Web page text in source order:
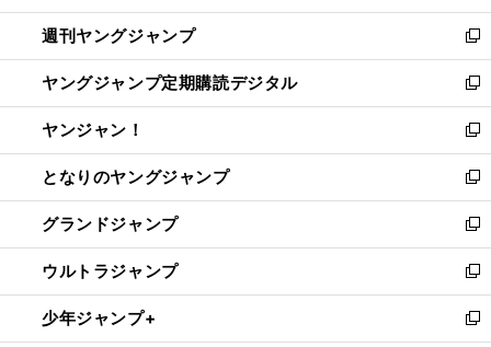
開
く
ウ
で
開
く
ン
ド
ウ
で
開
く
ウ
ィ
ン
ド
ウ
で
開
く
週刊ヤングジャンプ
新
し
い
ウ
ィ
ン
ド
ウ
で
開
く
ヤングジャンプ定期購読デジタル
新
し
い
ウ
ィ
ン
ド
ウ
で
開
く
ヤンジャン！
新
し
い
ウ
ィ
ン
ド
ウ
で
開
となりのヤングジャンプ
新
し
い
ウ
ィ
ン
ド
ウ
グランドジャンプ
新
し
い
ウ
ィ
ウルトラジャンプ
新
し
い
少年ジャンプ+
新